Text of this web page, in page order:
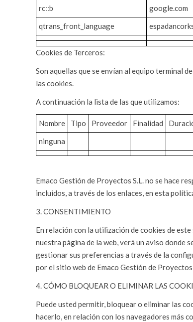
rc::b
google.com
qtrans_front_language
Cookies de Terceros:
Son aquellas que se envían al equipo terminal
las cookies.
A continuación la lista de las que utilizamos:
Nombre Tipo Proveedor Finalidad
ninguna
Emaco Gestión de Proyectos S.L. no se hace
incluidos, a través de los enlaces, en esta
3. CONSENTIMIENTO
En relación con la utilización de cookies de
nuestra página de la web, verá un aviso donde
gestionar sus preferencias a través de la
por el sitio web de Emaco Gestión de
4. CÓMO BLOQUEAR O ELIMINAR LAS
Puede usted permitir, bloquear o eliminar las
hacerlo, en relación con los navegadores más